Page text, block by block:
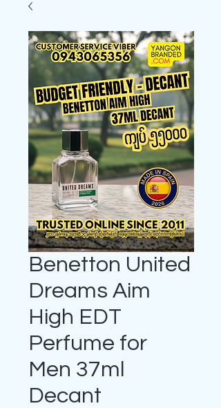
Benetton United
Dreams Aim
High EDT
Perfume for
Men 37ml
Decant